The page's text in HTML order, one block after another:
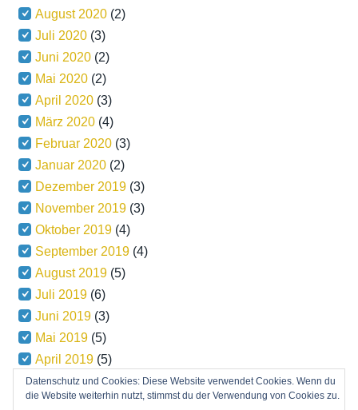
August 2020 (2)
Juli 2020 (3)
Juni 2020 (2)
Mai 2020 (2)
April 2020 (3)
März 2020 (4)
Februar 2020 (3)
Januar 2020 (2)
Dezember 2019 (3)
November 2019 (3)
Oktober 2019 (4)
September 2019 (4)
August 2019 (5)
Juli 2019 (6)
Juni 2019 (3)
Mai 2019 (5)
April 2019 (5)
März 2019(5)
Datenschutz und Cookies: Diese Website verwendet Cookies. Wenn du
die Website weiterhin nutzt, stimmst du der Verwendung von Cookies zu.